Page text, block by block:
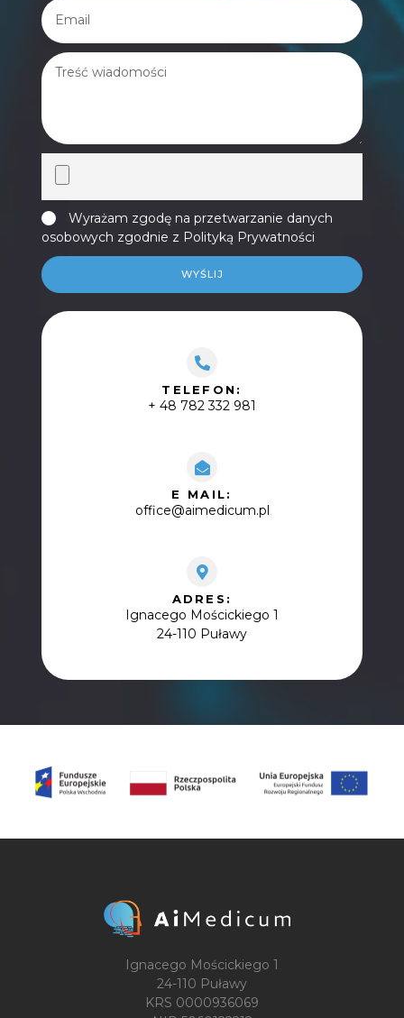
Wyrażam zgodę na przetwarzanie danych
osobowych zgodnie z Polityką Prywatności
WYŚLIJ
TELEFON:
+ 48 782 332 981
E MAIL:
office@aimedicum.pl
ADRES:
Ignacego Mościckiego 1
24-110 Puławy
Ignacego Mościckiego 1
24-110 Puławy
KRS 0000936069